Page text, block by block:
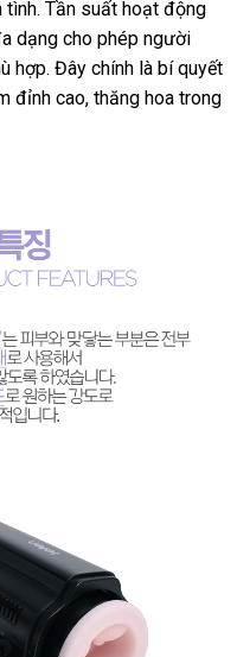
Tần suất hoạt động
dạng cho phép người
hợp. Đây chính là bí quyết
đỉnh cao, thăng hoa trong